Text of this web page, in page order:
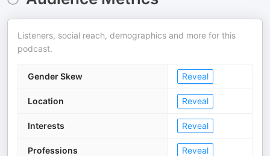
Listeners, social reach, demographics and more for this
podcast.
Gender Skew Reveal
Location Reveal
Interests Reveal
Professions Reveal